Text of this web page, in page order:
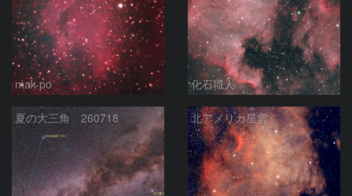
mak-po 化石職人
夏の大三角 260718 北アメリカ星雲